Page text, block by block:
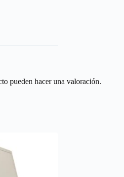
pueden hacer una valoración.